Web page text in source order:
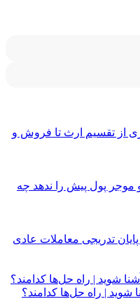
پدری از تقسیم ارث تا فروش و
موجر پول پیش را ندهد چه
تدریجی معاملات عادی